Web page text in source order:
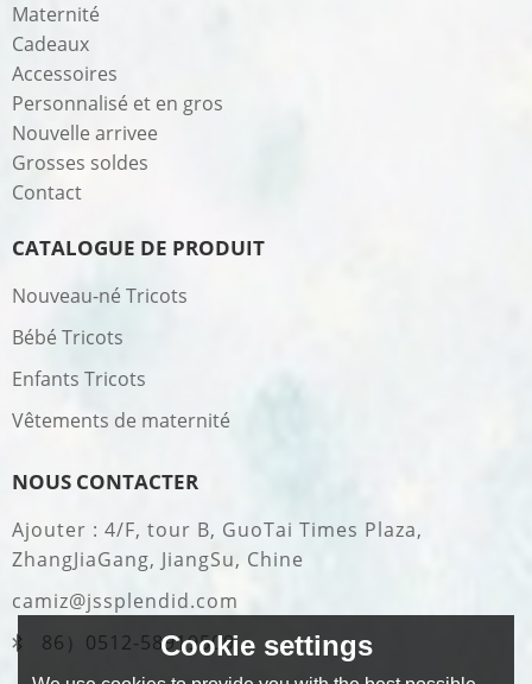
Maternité
Cadeaux
Accessoires
Personnalisé et en gros
Nouvelle arrivee
Grosses soldes
Contact
CATALOGUE DE PRODUIT
Nouveau-né Tricots
Bébé Tricots
Enfants Tricots
Vêtements de maternité
NOUS CONTACTER
Ajouter : 4/F, tour B, GuoTai Times Plaza,
ZhangJiaGang, JiangSu, Chine
camiz@jssplendid.com
86）0512-58919509Cookie settings